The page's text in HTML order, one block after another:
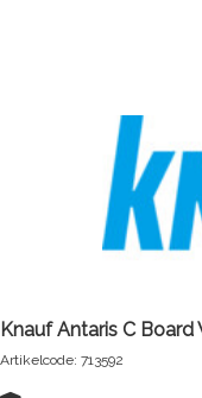
Knauf Antaris C
Artikelcode: 713592